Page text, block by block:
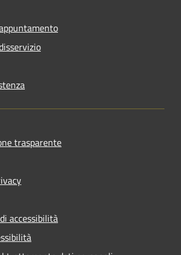
trasparente
accessibilità